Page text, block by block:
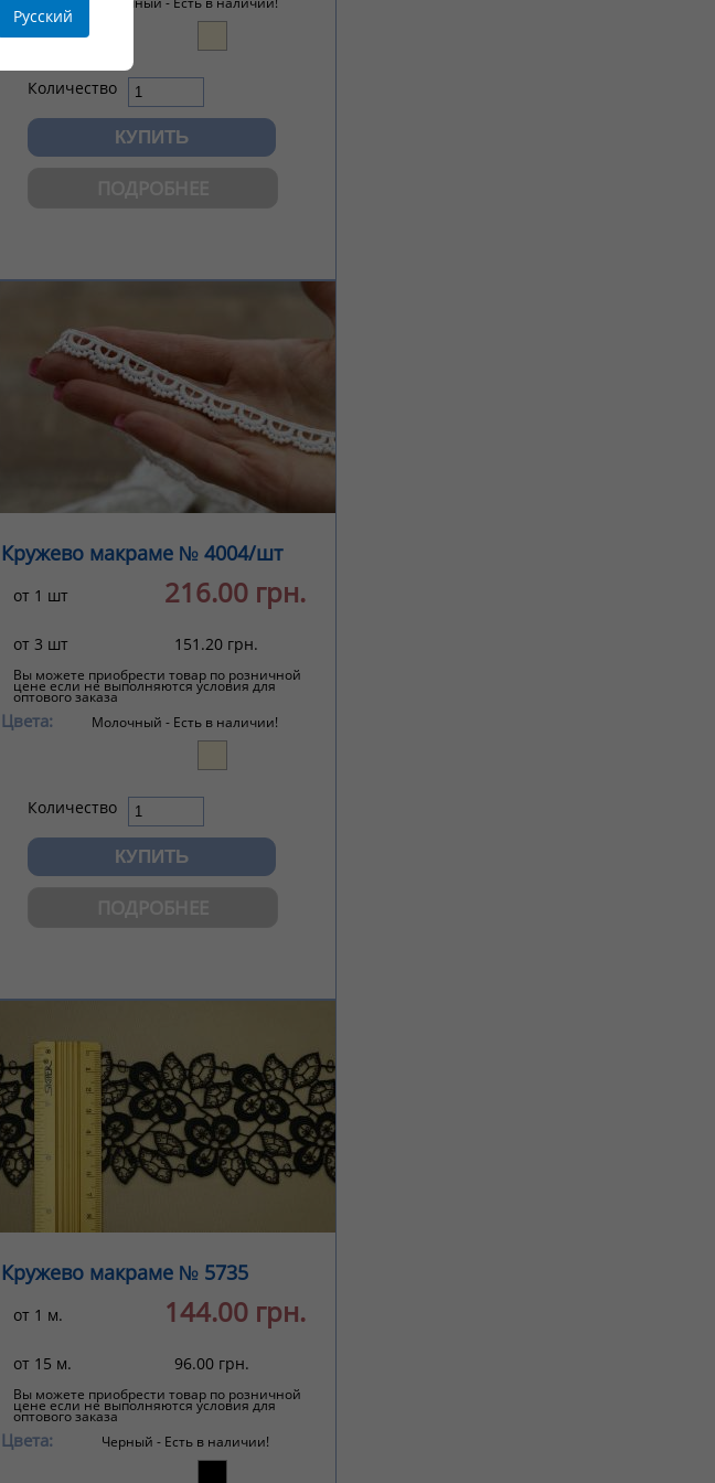
Количество
Кружево макраме № 4004/шт
от 1 шт 216.00 грн.
от 3 шт 151.20 грн.
Вы можете приобрести товар по розничной
цене если не выполняются условия для
оптового заказа
Цвета: Молочный - Есть в наличии!
Количество
Кружево макраме № 5735
от 1 м. 144.00 грн.
от 15 м. 96.00 грн.
Вы можете приобрести товар по розничной
цене если не выполняются условия для
оптового заказа
Цвета: Черный - Есть в наличии!
Русский